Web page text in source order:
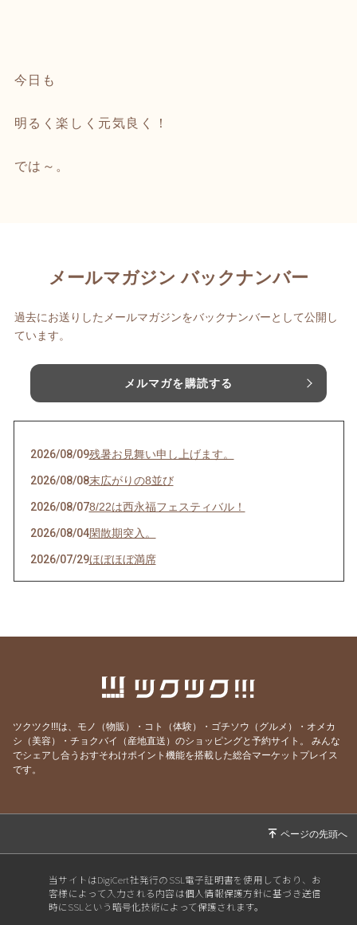
今日も
明るく楽しく元気良く！
では～。
メールマガジン バックナンバー
過去にお送りしたメールマガジンをバックナンバーとして公開し
ています。
メルマガを購読する
2026/08/09残暑お見舞い申し上げます。
2026/08/08末広がりの8並び
2026/08/078/22は西永福フェスティバル！
2026/08/04閑散期突入。
2026/07/29ほぼほぼ満席
2026/07/28その日のために頑張れる。
2026/07/23うなぎを食べてエネルギーチャージ！
サッカーワールドカップ 決勝戦 観戦会 開
2026/07/18 生きて行けるかしら。
2026/07/17 ご要望にお応えして。
2026/07/13神のお告げ
2026/07/06 かつお絶好調！
ツクツク!!!は、モノ（物販）・コト（体験）・ゴチソウ（グルメ）・オメカ
シ（美容）・チョクバイ（産地直送）のショッピングと予約サイト。
みんな
でシェアし合うおすそわけポイント機能を搭載した総合マーケットプレイス
です。
当サイトはDigiCert社発行のSSL電子証明書を使用しており、お
客様によって入力される内容は個人情報保護方針に基づき送信
時にSSLという暗号化技術によって保護されます。